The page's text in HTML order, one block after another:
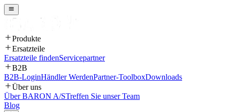
Produkte
Ersatzteile
Ersatzteile findenServicepartner
B2B
B2B-LoginHändler WerdenPartner-ToolboxDownloads
Über uns
Über BARON A/STreffen Sie unser Team
Blog